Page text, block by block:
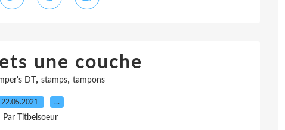
une couche
DT , stamps, tampons
22.05.2021 …
Par Titbelsoeur